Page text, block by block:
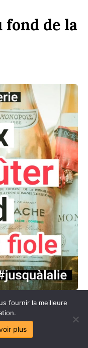
fond de la
fournir la meilleure
plus